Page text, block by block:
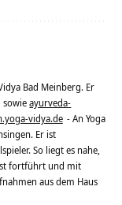
Bad Meinberg. Er
sowieayurveda-
vidya.de - An Yoga
Er ist
So liegt es nahe,
fortführt und mit
aus dem Haus